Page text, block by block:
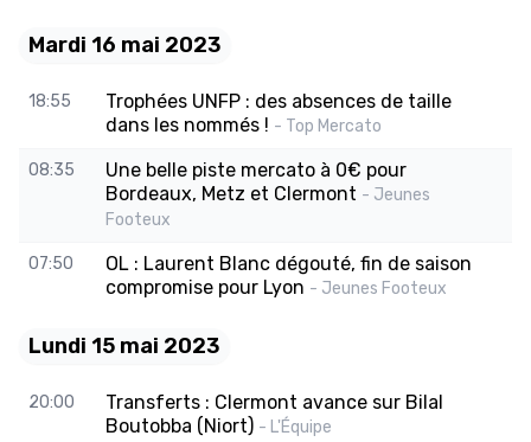
Mardi 16 mai 2023
18:55
Trophées UNFP : des absences de taille
dans les nommés ! - Top Mercato
08:35
Une belle piste mercato à 0€ pour
Bordeaux, Metz et Clermont - Jeunes
Footeux
07:50
OL : Laurent Blanc dégouté, fin de saison
compromise pour Lyon - Jeunes Footeux
Lundi 15 mai 2023
20:00
Transferts : Clermont avance sur Bilal
Boutobba (Niort) - L'Équipe